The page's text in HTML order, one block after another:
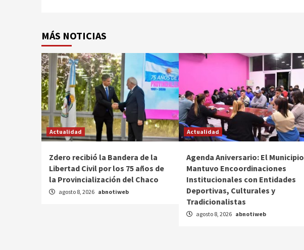
MÁS NOTICIAS
Actualidad
Zdero recibió la Bandera de la
Libertad Civil por los 75 años de
la Provincialización del Chaco
agosto 8, 2026 abnotiweb
Actualidad
Agenda Aniversario: El Municipio
Mantuvo Encoordinaciones
Institucionales con Entidades
Deportivas, Culturales y
Tradicionalistas
agosto 8, 2026 abnotiweb